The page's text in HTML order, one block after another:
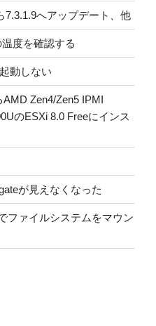
7.3.1.9へアップデート、他
度を確認する
動しない
Zen4/Zen5 IPMI
のESXi 8.0 Freeにインス
が見えなくなった
ファイルシステムをマウン